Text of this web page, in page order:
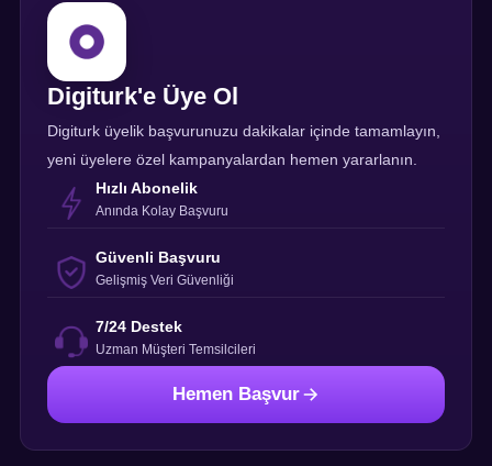
Digiturk'e Üye Ol
Digiturk üyelik başvurunuzu dakikalar içinde tamamlayın,
yeni üyelere özel kampanyalardan hemen yararlanın.
Hızlı Abonelik
Anında Kolay Başvuru
Güvenli Başvuru
Gelişmiş Veri Güvenliği
7/24 Destek
Uzman Müşteri Temsilcileri
Hemen Başvur